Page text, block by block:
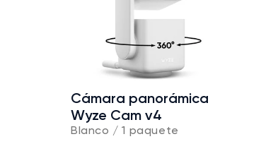
Cámara panorámica
Wyze Cam v4
Blanco / 1 paquete